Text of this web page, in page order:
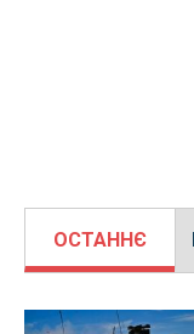
ОСТАННЄ